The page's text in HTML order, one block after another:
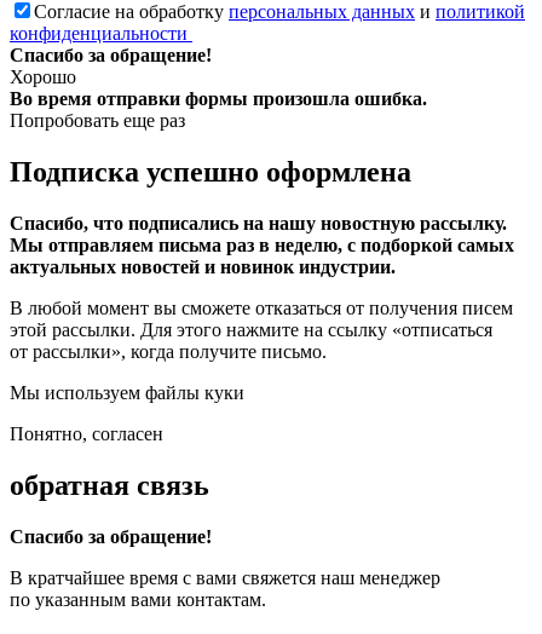
Согласие на обработку персональных данных и политикой
конфиденциальности
Спасибо за обращение!
Хорошо
Во время отправки формы произошла ошибка.
Попробовать еще раз
Подписка успешно оформлена
Спасибо, что подписались на нашу новостную рассылку.
Мы отправляем письма раз в неделю, с подборкой самых
актуальных новостей и новинок индустрии.
В любой момент вы сможете отказаться от получения писем
этой рассылки. Для этого нажмите на ссылку «отписаться
от рассылки», когда получите письмо.
Мы используем файлы куки
Понятно, согласен
обратная связь
Спасибо за обращение!
В кратчайшее время с вами свяжется наш менеджер
по указанным вами контактам.